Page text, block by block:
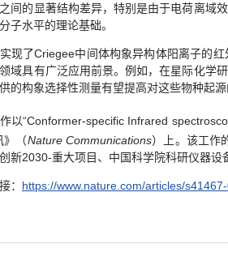
间的显著结构差异，特别是由于电荷离域
子水平的理论基础。
现了Criegee中间体构象异构体阳离子的
域具有广泛应用前景。例如，在星际化学
的构象选择性测量有望提高对这些物种起
作以“Conformer-specific Infrared
》（Nature Communications）上。该工作
新2030-重大项目、中国科学院科研仪器设
： https://www.nature.com/articles/